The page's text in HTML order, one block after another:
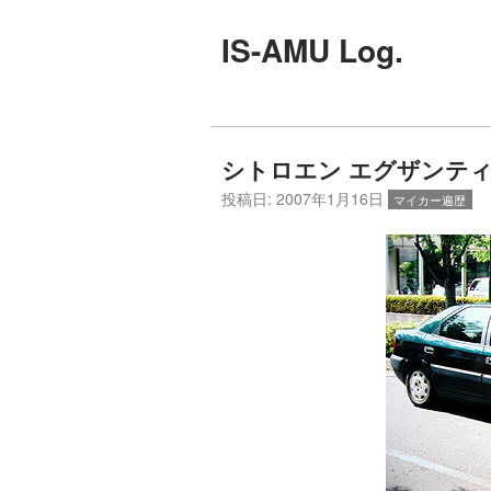
IS-AMU Log.
シトロエン エグザンテ
投稿日: 2007年1月16日 マイカー遍歴